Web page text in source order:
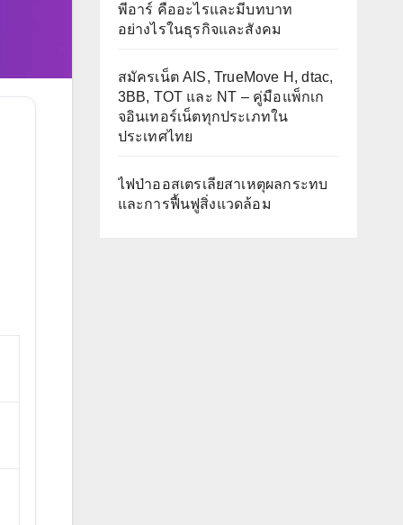
พีอาร์ คืออะไรและมีบทบาท
อย่างไรในธุรกิจและสังคม
สมัครเน็ต AIS, TrueMove H, dtac,
3BB, TOT และ NT – คู่มือแพ็กเก
จอินเทอร์เน็ตทุกประเภทใน
ประเทศไทย
ไฟป่าออสเตรเลียสาเหตุผลกระทบ
และการฟื้นฟูสิ่งแวดล้อม